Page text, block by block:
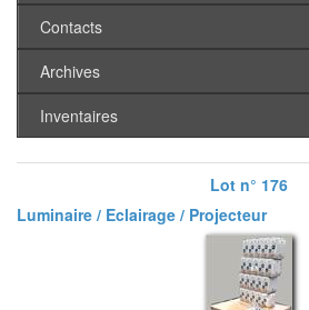
Contacts
Archives
Inventaires
Lot n° 176
Luminaire / Eclairage / Projecteur